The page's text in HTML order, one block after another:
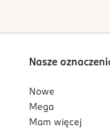
Nasze
Nowe
Mega
Mam więcej